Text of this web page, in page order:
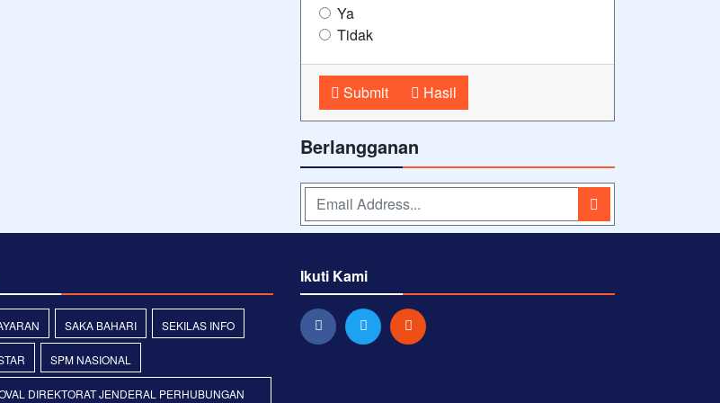
Ya
Tidak
Submit Hasil
Berlangganan
SAKA BAHARI SEKILAS INFO
SPM NASIONAL
DIREKTORAT JENDERAL PERHUBUNGAN
Ikuti Kami